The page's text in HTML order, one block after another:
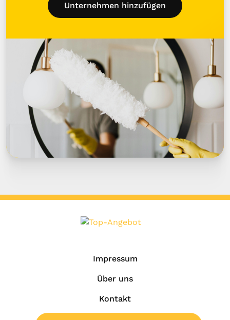
Unternehmen hinzufügen
Impressum
Über uns
Kontakt